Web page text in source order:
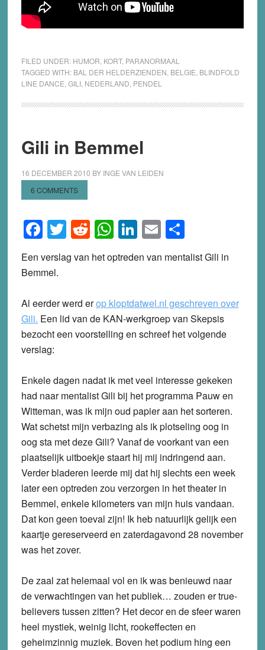
FILED UNDER: HUMOR, KORT, PARANORMAAL
TAGGED WITH: BAL DER HELDERZIENDEN, BELGIE, BLINDFOLD
LINE DANCE,GILI, NEDERLAND, PENDEL
Gili in Bemmel
16 DECEMBER 2010 BY INGE VAN LEIDEN
6 COMMENTS
Facebook
Twitter
Reddit
WhatsApp
LinkedIn
EmailShare
Een verslag van het optreden van mentalist Gili in
Bemmel.
Al eerder werd erop kloptdatwel.nl geschreven over
Gili. Een lid van de KAN-werkgroep van Skepsis
bezocht een voorstelling en schreef het volgende
verslag:
Enkele dagen nadat ik met veel interesse gekeken
had naar mentalist Gili bij het programma Pauw en
Witteman, was ik mijn oud papier aan het sorteren.
Wat schetst mijn verbazing als ik plotseling oog in
oog sta met deze Gili? Vanaf de voorkant van een
plaatselijk uitboekje staart hij mij indringend aan.
Verder bladeren leerde mij dat hij slechts een week
later een optreden zou verzorgen in het theater in
Bemmel, enkele kilometers van mijn huis vandaan.
Dat kon geen toeval zijn! Ik heb natuurlijk gelijk een
kaartje gereserveerd en zaterdagavond 28 november
was het zover.
De zaal zat helemaal vol en ik was benieuwd naar
de verwachtingen van het publiek… zouden er true-
believers tussen zitten? Het decor en de sfeer waren
heel mystiek, weinig licht, rookeffecten en
geheimzinnig muziek. Boven het podium hing een